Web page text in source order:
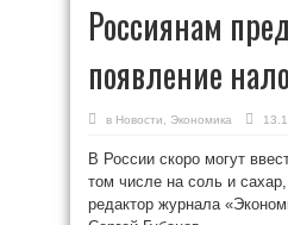
Россиянам
появление
в Новости Экономика
В России скоро могут
том числе на соль и
редактор журнала